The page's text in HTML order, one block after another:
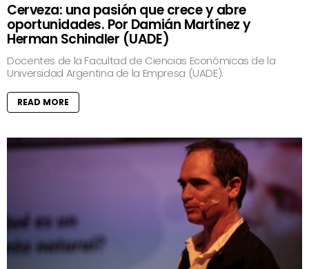
Cerveza: una pasión que crece y abre
oportunidades. Por Damián Martínez y
Herman Schindler (UADE)
Docentes de la Facultad de Ciencias Económicas de la
Universidad Argentina de la Empresa (UADE).
READ MORE